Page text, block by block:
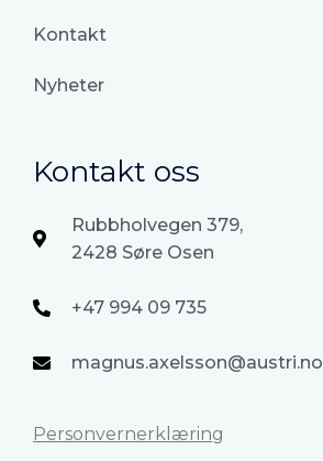
Kontakt
Nyheter
Kontakt oss
Rubbholvegen 379,
2428 Søre Osen
+47 994 09 735
magnus.axelsson@austri.no
Personvernerklæring